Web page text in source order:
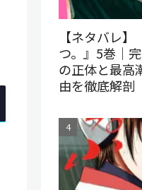
【ネタバレ
つ。』5巻｜
の正体と最高
由を徹底解剖